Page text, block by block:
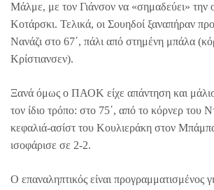
Μάλμε, με τον Γιάνσον να «σημαδεύει» την
Κοτάρσκι. Τελικά, οι Σουηδοί ξαναπήραν
Νανάζι στο 67΄, πάλι από στημένη μπάλα
Κρίστιανσεν).
Ξανά όμως ο ΠΑΟΚ είχε απάντηση και
τον ίδιο τρόπο: στο 75΄, από το κόρνερ του
κεφαλιά-ασίστ του Κουλιεράκη στον
ισοφάρισε σε 2-2.
Ο επαναληπτικός είναι προγραμματισμένος